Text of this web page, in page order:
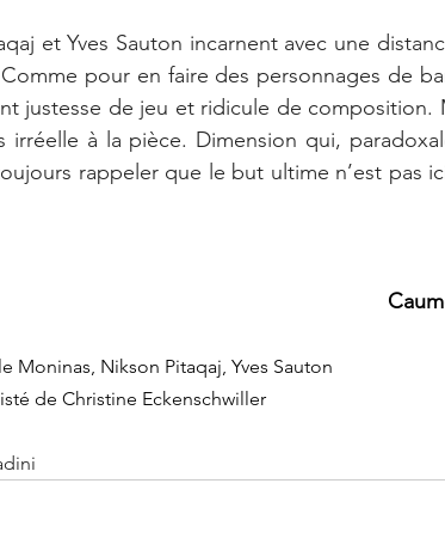
et Yves Sauton incarnent avec une
pour en faire des personnages de
justesse de jeu et ridicule de composition.
irréelle à la pièce. Dimension qui,
rappeler que le but ultime n’est pas
Moninas, Nikson Pitaqaj, Yves Sauton
de Christine Eckenschwiller